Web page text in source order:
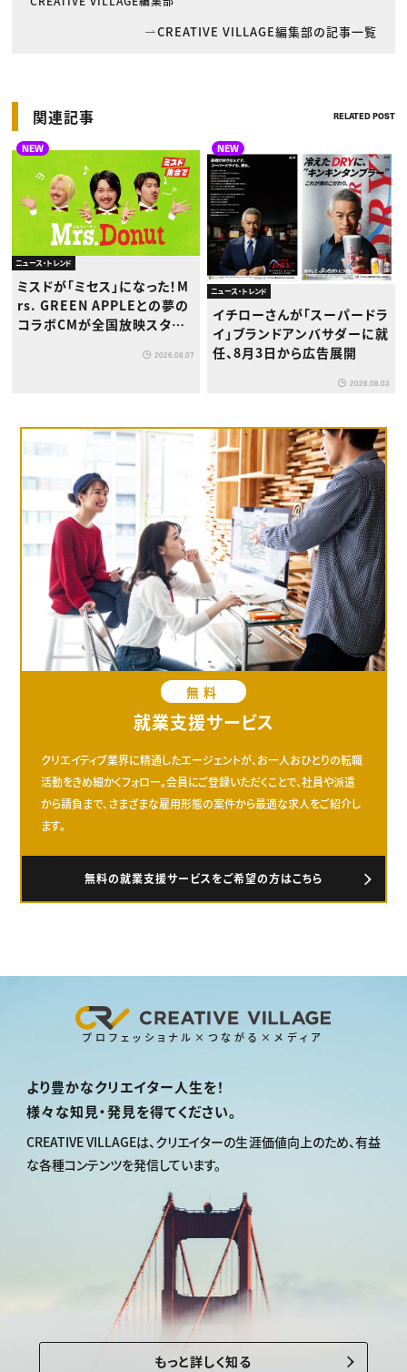
CREATIVE VILLAGE編集部の記事一覧
関連記事 RELATED POST
NEW
ニュース・トレンド
ミスドが「ミセス」になった！M
rs. GREEN APPLEとの夢の
コラボCMが全国放映スター
2026.08.07
NEW
ニュース・トレンド
イチローさんが「スーパードラ
イ」ブランドアンバサダーに就
任、8月3日から広告展開
2026.08.03
無料
就業支援サービス
クリエイティブ業界に精通したエージェントが、お一人おひとりの転職
活動をきめ細かくフォロー。会員にご登録いただくことで、社員や派遣
から請負まで、さまざまな雇用形態の案件から最適な求人をご紹介し
ます。
無料の就業支援サービスをご希望の方はこちら
プロフェッショナル×つながる×メディア
より豊かなクリエイター人生を！
様々な知見・発見を得てください。
CREATIVE VILLAGEは、 クリエイターの生涯価値向上のため、有益
な各種コンテンツを発信しています。
もっと詳しく知る